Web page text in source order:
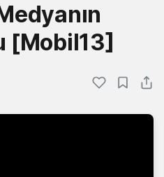
[Mobil13]